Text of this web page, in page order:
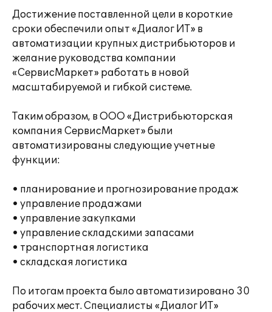
Достижение поставленной цели в короткие
сроки обеспечили опыт «Диалог ИТ» в
автоматизации крупных дистрибьюторов и
желание руководства компании
«СервисМаркет» работать в новой
масштабируемой и гибкой системе.
Таким образом, в ООО «Дистрибьюторская
компания СервисМаркет» были
автоматизированы следующие учетные
функции:
• планирование и прогнозирование продаж
• управление продажами
• управление закупками
• управление складскими запасами
• транспортная логистика
• складская логистика
По итогам проекта было автоматизировано 30
рабочих мест. Специалисты «Диалог ИТ»